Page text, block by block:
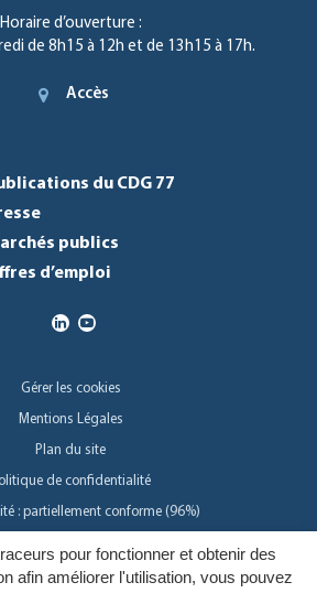
pour fonctionner et obtenir des
afin améliorer l'utilisation, vous pouvez
Horaire d’ouverture :
de 8h15 à 12h et de 13h15 à 17h.
Accès
du CDG 77
publics
d’emploi
Gérer les cookies
Mentions Légales
Plan du site
de confidentialité
: partiellement conforme (96%)
Inovagora